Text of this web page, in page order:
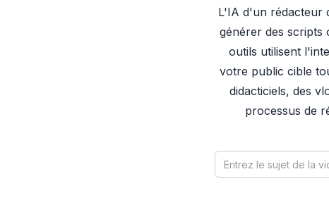
L'IA d'un rédacteur
générer des scripts
outils utilisent
votre public cible
didacticiels, des
processus de